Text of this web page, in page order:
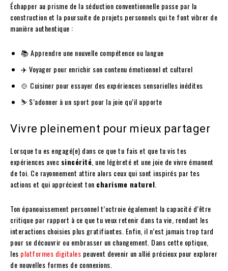
Échapper au prisme de la séduction conventionnelle passe par la
construction et la poursuite de projets personnels qui te font vibrer de
manière authentique :
📚 Apprendre une nouvelle compétence ou langue
✈️ Voyager pour enrichir son contenu émotionnel et culturel
🍲 Cuisiner pour essayer des expériences sensorielles inédites
⛷️ S’adonner à un sport pour la joie qu’il apporte
Vivre pleinement pour mieux partager
Lorsque tu es engagé(e) dans ce que tu fais et que tu vis tes
expériences avec sincérité , une légèreté et une joie de vivre émanent
de toi. Ce rayonnement attire alors ceux qui sont inspirés par tes
actions et qui apprécient ton charisme naturel
Ton épanouissement personnel t’octroie également la capacité d’être
critique par rapport à ce que tu veux retenir dans ta vie, rendant les
interactions choisies plus gratifiantes. Enfin, il n’est jamais trop tard
pour se découvrir ou embrasser un changement. Dans cette optique,
les platformes digitales peuvent devenir un allié précieux pour explorer
de nouvelles formes de connexions.